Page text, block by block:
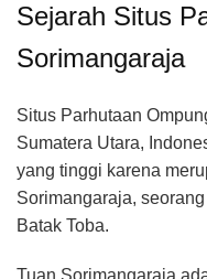
Sejarah Situs
Sorimangaraja
Situs Parhutaan
Sumatera Utara,
yang tinggi karena
Sorimangaraja,
Batak Toba.
Tuan Sorimangaraja